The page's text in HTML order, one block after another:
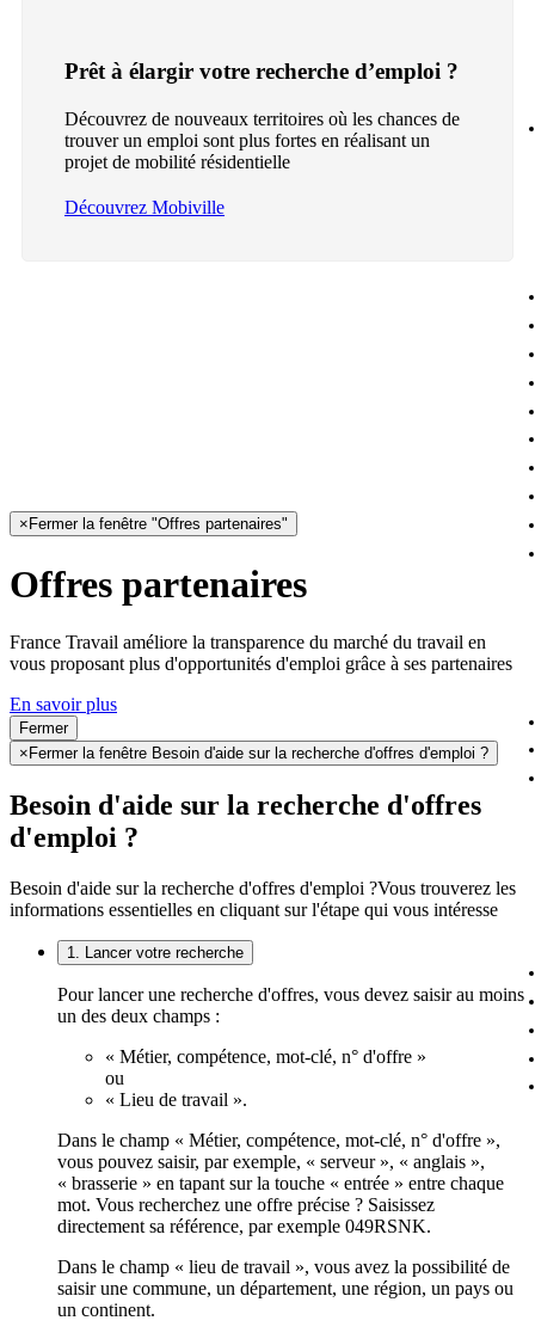
Prêt à élargir votre recherche d’emploi ?
Découvrez de nouveaux territoires où les chances de
trouver un emploi sont plus fortes en réalisant un
projet de mobilité résidentielle
Découvrez Mobiville
× Fermer la fenêtre "Offres partenaires"
Offres partenaires
France Travail améliore la transparence du marché du travail en
vous proposant plus d'opportunités d'emploi grâce à ses partenaires
En savoir plus
Fermer
× Fermer la fenêtre Besoin d'aide sur la recherche d'offres d'emploi ?
Besoin d'aide sur la recherche d'offres
d'emploi ?
Besoin d'aide sur la recherche d'offres d'emploi ?Vous trouverez les
informations essentielles en cliquant sur l'étape qui vous intéresse
1. Lancer votre recherche
Pour lancer une recherche d'offres, vous devez saisir au moins
un des deux champs :
« Métier, compétence, mot-clé, n° d'offre »
ou
« Lieu de travail ».
Dans le champ « Métier, compétence, mot-clé, n° d'offre »,
vous pouvez saisir, par exemple, « serveur », « anglais »,
« brasserie » en tapant sur la touche « entrée » entre chaque
mot. Vous recherchez une offre précise ? Saisissez
directement sa référence, par exemple 049RSNK.
Dans le champ « lieu de travail », vous avez la possibilité de
saisir une commune, un département, une région, un pays ou
un continent.